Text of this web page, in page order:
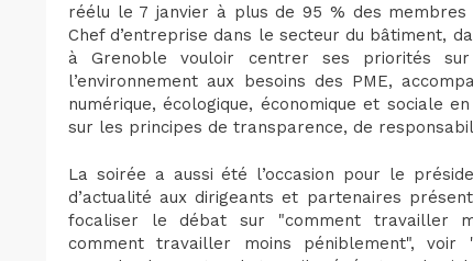
réélu le 7 janvier à plus de 95 % des
Chef d’entreprise dans le secteur du bâtiment,
à Grenoble vouloir centrer ses priorités
l’environnement aux besoins des PME,
numérique, écologique, économique et sociale
sur les principes de transparence, de
La soirée a aussi été l’occasion pour le
d’actualité aux dirigeants et partenaires
focaliser le débat sur "comment travailler
comment travailler moins péniblement",